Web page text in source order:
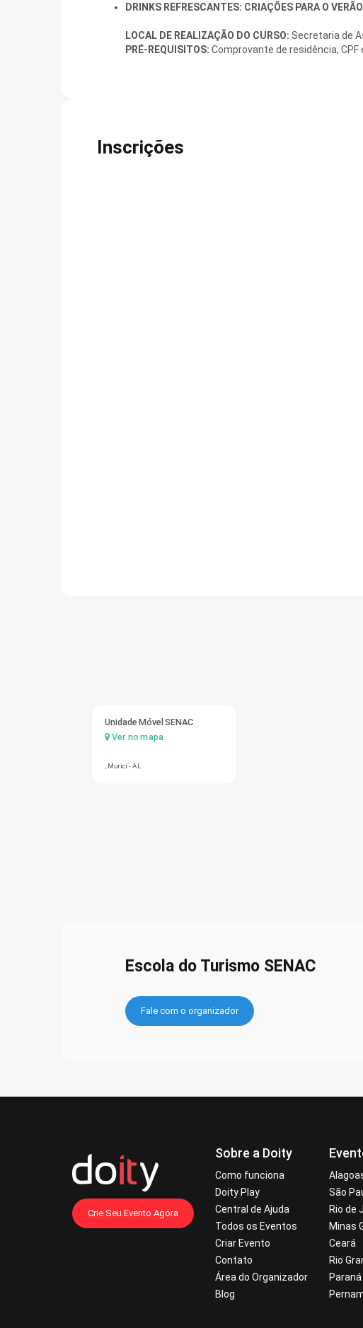
DRINKS REFRESCANTES: CRIAÇÕES PARA O
LOCAL DE REALIZAÇÃO DO CURSO: Secretaria de
PRÉ-REQUISITOS: Comprovante de residência, CPF
Inscrições
Unidade Móvel SENAC
Ver no mapa
, Murici - AL
Escola do Turismo SENAC
Fale com o organizador
Crie Seu Evento Agora
Sobre a Doity
Como funciona
Doity Play
Central de Ajuda
Todos os Eventos
Criar Evento
Contato
Área do Organizador
Blog
São
Rio de
Minas
Ceará
Rio
Paraná